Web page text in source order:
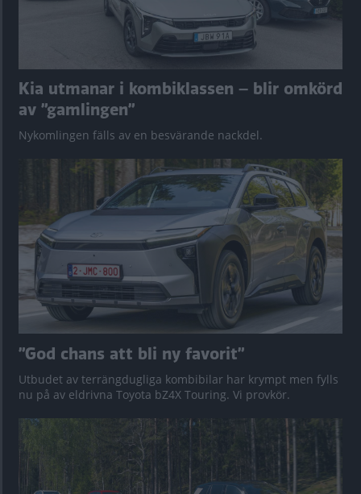
Kia utmanar i kombiklassen – blir omkörd
av ”gamlingen”
Nykomlingen fälls av en besvärande nackdel.
”God chans att bli ny favorit”
Utbudet av terrängdugliga kombibilar har krympt men fylls
nu på av eldrivna Toyota bZ4X Touring. Vi provkör.